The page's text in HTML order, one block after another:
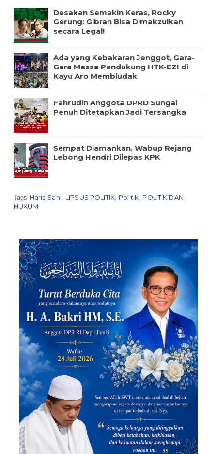
Desakan Semakin Keras, Rocky
Gerung: Gibran Bisa Dimakzulkan
secara Legal!
Ada yang Kebakaran Jenggot, Gara-
Gara Massa Pendukung HTK-EZI di
Kayu Aro Membludak
Fahrudin Anggota DPRD Sungai
Penuh Ditetapkan Jadi Tersangka
Sempat Diamankan, Wabup Rejang
Lebong Hendri Dilepas KPK
Tags Haris-Sani, LIPSUS POLITIK, Politik
POLITIK DAN
HUKUM